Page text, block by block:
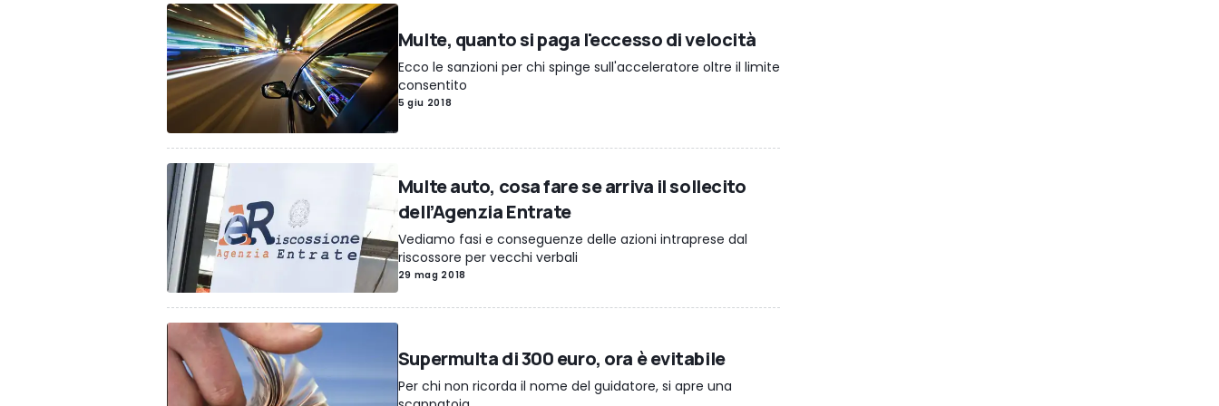
Multe, quanto si paga l'eccesso di velocità
Ecco le sanzioni per chi spinge sull'acceleratore oltre il limite
consentito
5 giu 2018
Multe auto, cosa fare se arriva il sollecito
dell’Agenzia Entrate
Vediamo fasi e conseguenze delle azioni intraprese dal
riscossore per vecchi verbali
29 mag 2018
Supermulta di 300 euro, ora è evitabile
Per chi non ricorda il nome del guidatore, si apre una